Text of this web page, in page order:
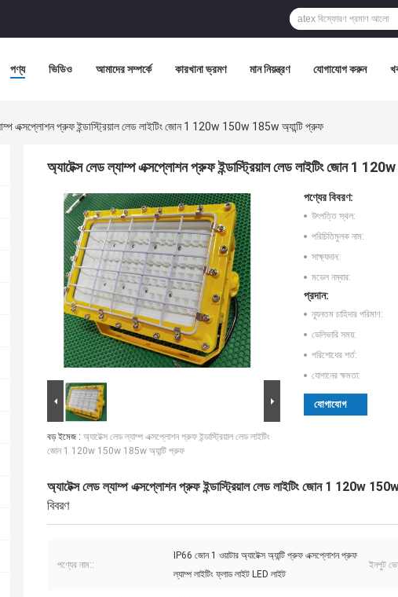
পণ্য ভিডিও আমাদের সম্পর্কে কারখানা ভ্রমণ মান নিয়ন্ত্রণ যোগাযোগ করুন
এক্সপ্লোশন প্রুফ ইন্ডাস্ট্রিয়াল লেড লাইটিং জোন 1 120w 150w 185w অ্যান্টি প্রুফ
অ্যাটেক্স লেড ল্যাম্প এক্সপ্লোশন প্রুফ ইন্ডাস্ট্রিয়াল লেড লাইটিং জোন 1
বড় ইমেজ : অ্যাটেক্স লেড ল্যাম্প এক্সপ্লোশন প্রুফ ইন্ডাস্ট্রিয়াল লেড লাইটিং
জোন 1 120w 150w 185w অ্যান্টি প্রুফ
পণ্যের বিবরণ:
উৎপত্তি স্থল:
পরিচিতিমুলক নাম:
সাক্ষ্যদান:
মডেল নম্বার:
প্রদান:
ন্যূনতম চাহিদার পরিমাণ:
ডেলিভারি সময়:
পরিশোধের শর্ত:
যোগানের ক্ষমতা:
যোগাযোগ
অ্যাটেক্স লেড ল্যাম্প এক্সপ্লোশন প্রুফ ইন্ডাস্ট্রিয়াল লেড লাইটিং জোন 1 120w
বিবরণ
পণ্যের নাম::
IP66 জোন 1 ওয়াটার অ্যাটেক্স অ্যান্টি প্রুফ এক্সপ্লোশন প্রুফ
ল্যাম্প লাইটিং ফ্লাড লাইট LED লাইট
ইনপুট